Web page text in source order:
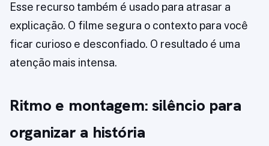
Esse recurso também é usado para atrasar a
explicação. O filme segura o contexto para você
ficar curioso e desconfiado. O resultado é uma
atenção mais intensa.
Ritmo e montagem: silêncio para
organizar a história